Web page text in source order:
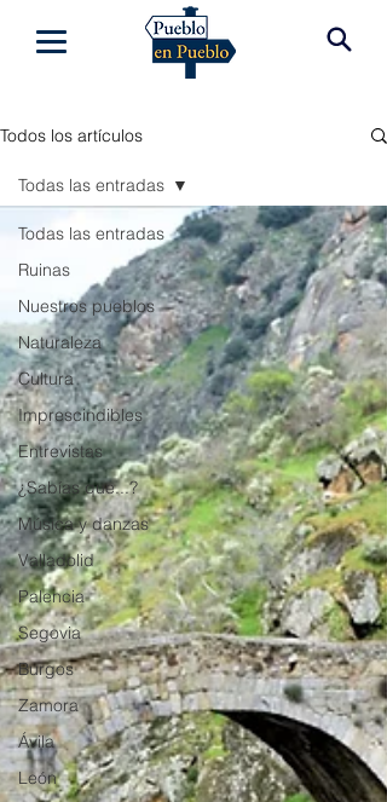
Todos los artículos
Todas las entradas
Ruinas
Nuestros pueblos
Naturaleza
Cultura
Imprescindibles
Entrevistas
¿Sabías que...?
Música y danzas
Valladolid
Palencia
Segovia
Burgos
Zamora
Ávila
León
Todas las entradas